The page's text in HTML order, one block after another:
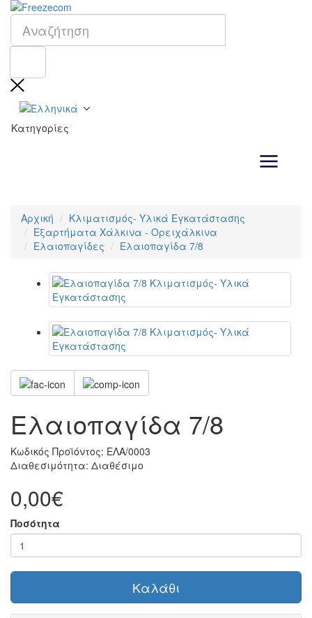
Κατηγορίες
Αρχική
Κλιματισμός- Υλικά Εγκατάστασης
Εξαρτήματα Χάλκινα - Ορειχάλκινα
Ελαιοπαγίδες
Ελαιοπαγίδα 7/8
Ελαιοπαγίδα 7/8
Κωδικός Προϊόντος: ΕΛΑ/0003
Διαθεσιμότητα: Διαθέσιμο
0,00€
Ποσότητα
Καλάθι